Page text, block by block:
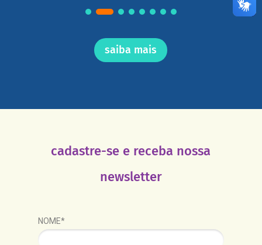
saiba mais
cadastre-se e receba nossa
newsletter
NOME*